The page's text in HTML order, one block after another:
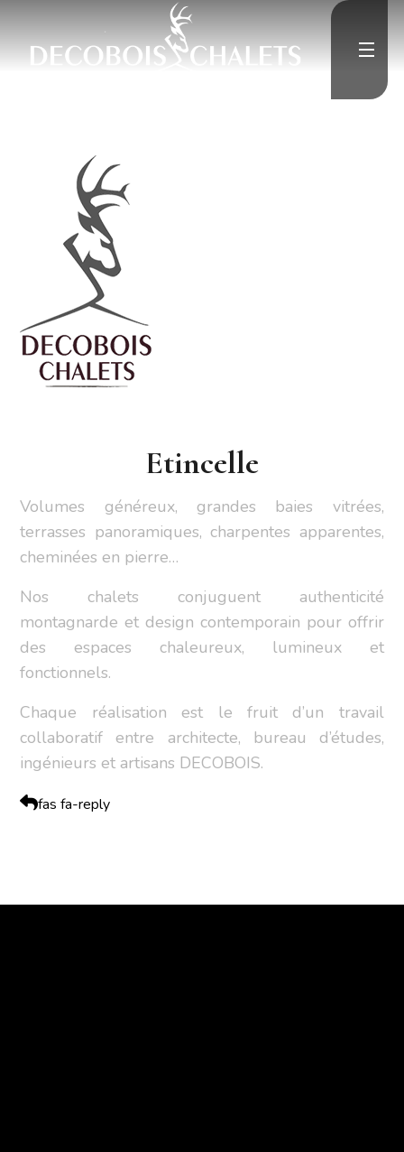
Rénovation
Médias
">
Contact
Etincelle
Volumes généreux, grandes baies vitrées,
terrasses panoramiques, charpentes apparentes,
cheminées en pierre…
Nos chalets conjuguent authenticité
montagnarde et design contemporain pour offrir
des espaces chaleureux, lumineux et
fonctionnels.
Chaque réalisation est le fruit d’un travail
collaboratif entre architecte, bureau d’études,
ingénieurs et artisans DECOBOIS.
fas fa-reply